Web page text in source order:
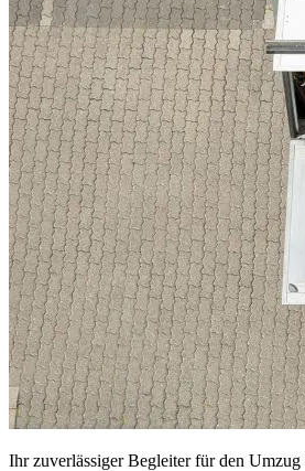
Ihr zuverlässiger Begleiter für den Umzug